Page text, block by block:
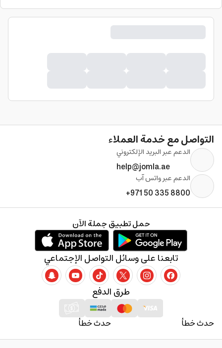
التواصل مع خدمة العملاء
الدعم عبر البريد الإلكتروني
help@jomla.ae
الدعم عبر واتس آب
+971 50 335 8800
حدث خطأ حدث خطأ
طرق الدفع
تابعنا على وسائل التواصل الإجتماعي
حمل تطبيق جملة الآن